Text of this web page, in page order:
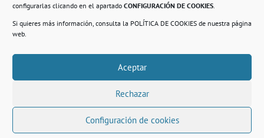
configurarlas clicando en el apartado CONFIGURACIÓN DE COOKIES.
Si quieres más información, consulta la POLÍTICA DE COOKIES de nuestra página
web.
Aceptar
Rechazar
Configuración de cookies
© 2021. Realizado en el Centro de Rehabilitación